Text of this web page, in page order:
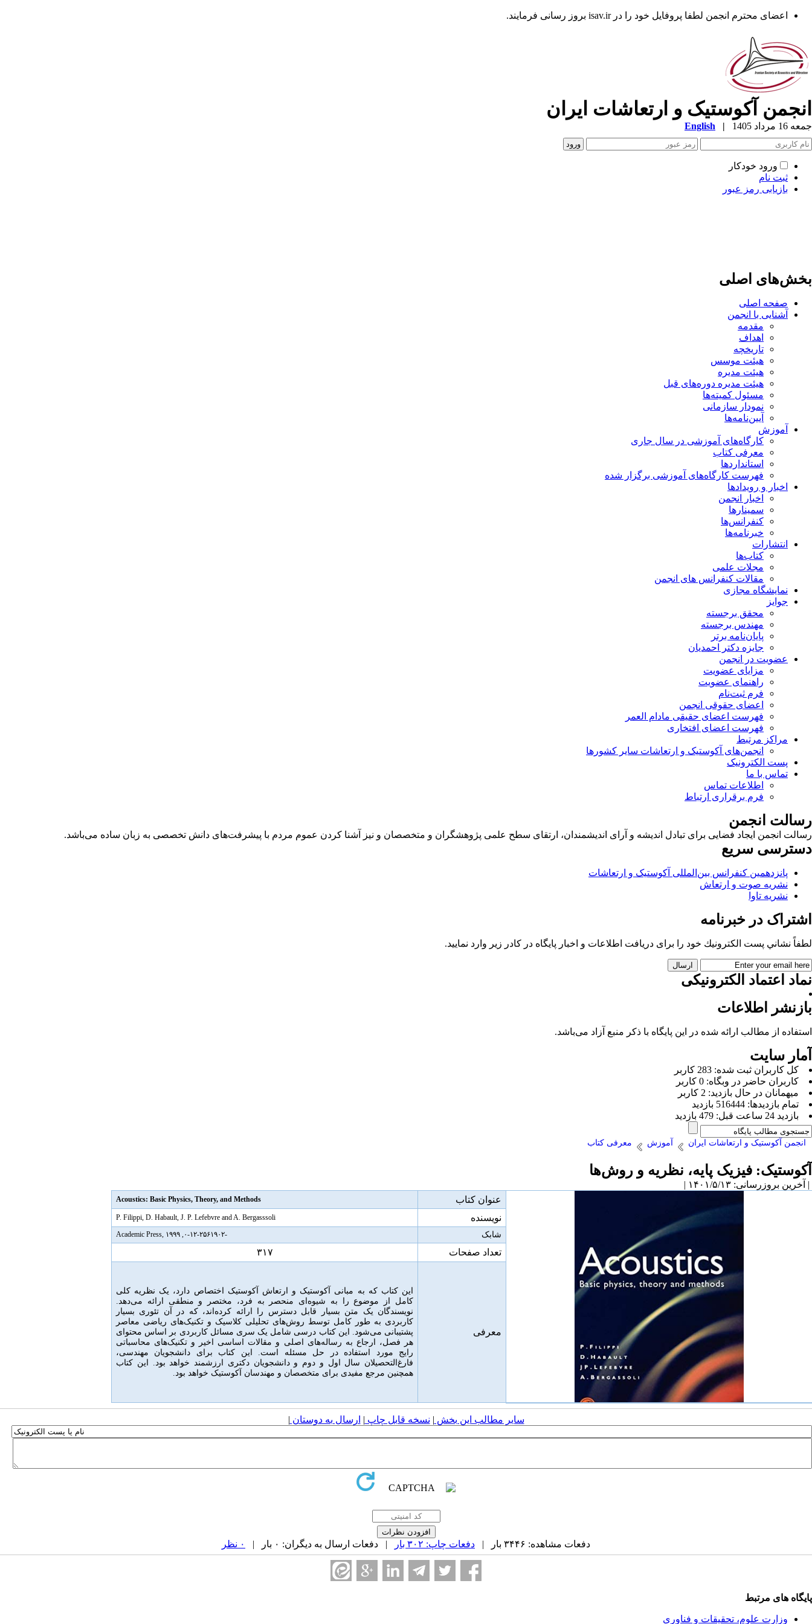
اعضای محترم انجمن لطفا پروفایل خود را در isav.ir بروز رسانی فرمایند.
انجمن آکوستیک و ارتعاشات ایران
جمعه 16 مرداد 1405 |
English
ورود خودکار
ثبت نام
بازیابی رمز عبور
بخش‌های اصلی
صفحه اصلی
آشنایی با انجمن
مقدمه
اهداف
تاریخچه
هیئت موسس
هیئت مدیره
هیئت مدیره دوره‌های قبل
مسئول کمیته‌ها
نمودار سازمانی
آیین‌نامه‌ها
آموزش
کارگاه‌های آموزشی در سال جاری
معرفی کتاب
استانداردها
فهرست کارگاه‌های آموزشی برگزار شده
اخبار و رویدادها
اخبار انجمن
سمینارها
کنفرانس‌ها
خبرنامه‌ها
انتشارات
کتاب‌ها
مجلات علمی
مقالات کنفرانس های انجمن
نمایشگاه مجازی
جوایز
محقق برجسته
مهندس برجسته
پایان‌نامه برتر
جایزه دکتر احمدیان
عضویت در انجمن
مزایای عضویت
راهنمای عضویت
فرم ثبت‌نام
اعضای حقوقی انجمن
فهرست اعضای حقیقی مادام‌ العمر
فهرست اعضای افتخاری
مراکز مرتبط
انجمن‌های آکوستیک و ارتعاشات سایر کشورها
پست الکترونیک
تماس با ما
اطلاعات تماس
فرم برقراری ارتباط
رسالت انجمن
رسالت انجمن ایجاد فضایی برای تبادل اندیشه و آرای اندیشمندان، ارتقای سطح علمی پژوهشگران و متخصصان و نیز آشنا کردن عموم مردم با پیشرفت‌های دانش تخصصی به زبان ساده می‌باشد.
دسترسی سریع
پانزدهمین کنفرانس بین‌المللی آکوستیک و ارتعاشات
نشریه صوت و ارتعاش
نشریه تاوا
اشتراک در خبرنامه
لطفاً نشاني پست الكترونيك خود را برای دريافت اطلاعات و اخبار پايگاه در كادر زير وارد نمایید.
نماد اعتماد الکترونیکی
بازنشر اطلاعات
استفاده از مطالب ارائه شده در این پایگاه با ذکر منبع آزاد می‌باشد.
آمار سایت
كل کاربران ثبت شده: 283 کاربر
کاربران حاضر در وبگاه: 0 کاربر
ميهمانان در حال بازديد: 2 کاربر
تمام بازديد‌ها: 516444 بازدید
بازديد 24 ساعت قبل: 479 بازدید
انجمن آکوستیک و ارتعاشات ایران آموزش معرفی کتاب
آکوستیک: فیزیک پایه، نظریه و روش‌ها
| آخرین بروزرسانی: ۱۴۰۱/۵/۱۳ |
عنوان کتاب
Acoustics: Basic Physics, Theory, and Methods
نویسنده P. Filippi, D. Habault, J. P. Lefebvre and A. Bergasssoli
شابک -۰-۱۲-۲۵۶۱۹۰۲, Academic Press, ۱۹۹۹
تعداد صفحات ۳۱۷
معرفی
این کتاب که به مبانی آکوستیک و ارتعاش آکوستیک اختصاص دارد، یک نظریه کلی
کامل از موضوع را به شیوه‌ای منحصر به فرد، مختصر و منطقی ارائه می‌دهد.
نویسندگان یک متن بسیار قابل دسترس را ارائه کرده‌اند، که در آن تئوری بسیار
کاربردی به طور کامل توسط روش‌های تحلیلی کلاسیک و تکنیک‌های ریاضی معاصر
پشتیبانی می‌شود. این کتاب درسی شامل یک سری مسائل کاربردی بر اساس محتوای
هر فصل، ارجاع به رساله‌های اصلی و مقالات اساسی اخیر و تکنیک‌های محاسباتی
رایج مورد استفاده در حل مسئله است. این کتاب برای دانشجویان مهندسی،
فارغ‌التحصیلان سال اول و دوم و دانشجویان دکتری ارزشمند خواهد بود. این کتاب
همچنین مرجع مفیدی برای متخصصان و مهندسان آکوستیک خواهد بود.
سایر مطالب این بخش | نسخه قابل چاپ | ارسال به دوستان |
دفعات مشاهده: ۳۴۴۶ بار | دفعات چاپ: ۳۰۲ بار | دفعات ارسال به دیگران: ۰ بار | ۰ نظر
پایگاه های مرتبط
وزارت علوم، تحقیقات و فناوری